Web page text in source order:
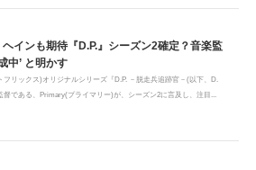
インも期待『D.P.』シーズン2確定？音楽監
中’ と明かす
フリックス)オリジナルシリーズ『D.P. －脱走兵追跡官－(以下、D.
督である、Primary(プライマリー)が、シーズン2に言及し、注目...